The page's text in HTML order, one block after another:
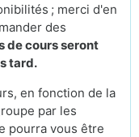
; merci d'en
des
de cours seront
tard.
en fonction de la
par les
pourra vous être